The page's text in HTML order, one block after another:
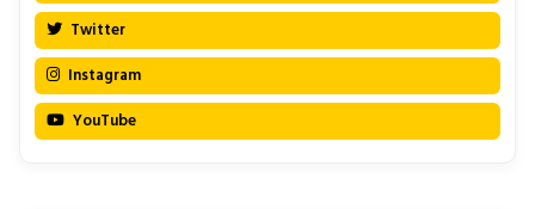
Twitter
Instagram
YouTube